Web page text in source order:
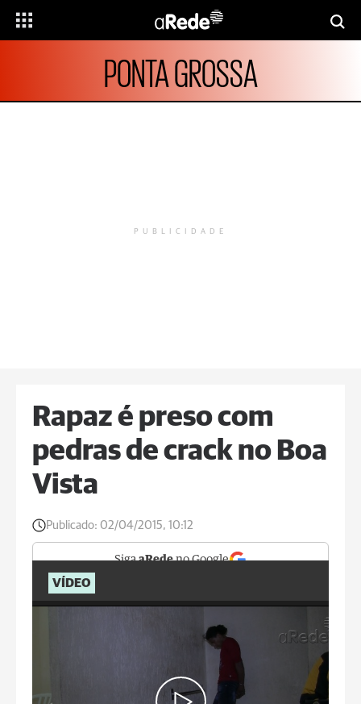
PONTA GROSSA
PUBLICIDADE
Rapaz é preso com
pedras de crack no Boa
Vista
Publicado: 02/04/2015, 10:12
SigaaRedeno Google
VÍDEO